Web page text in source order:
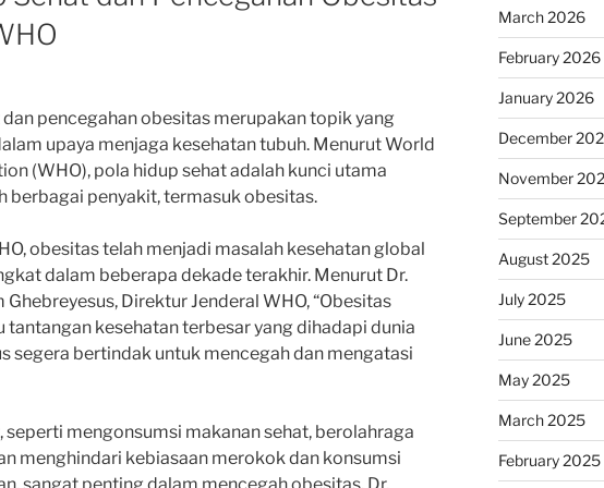
dan pencegahan obesitas merupakan topik yang
upaya menjaga kesehatan tubuh. Menurut World
(WHO), pola hidup sehat adalah kunci utama
berbagai penyakit, termasuk obesitas.
obesitas telah menjadi masalah kesehatan global
dalam beberapa dekade terakhir. Menurut Dr.
Ghebreyesus, Direktur Jenderal WHO, “Obesitas
tantangan kesehatan terbesar yang dihadapi dunia
segera bertindak untuk mencegah dan mengatasi
seperti mengonsumsi makanan sehat, berolahraga
menghindari kebiasaan merokok dan konsumsi
March 2026
February 2026
January 2026
December
November
September
August 2025
July 2025
June 2025
May 2025
March 2025
February 2025